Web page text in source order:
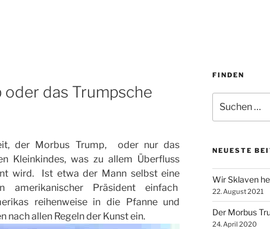
das Trumpsche
der Morbus Trump, oder nur das
Kleinkindes, was zu allem Überfluss
wird. Ist etwa der Mann selbst eine
Präsident einfach
reihenweise in die Pfanne und
allen Regeln der Kunst ein.
FINDEN
nach:
NEUESTE
Wir Sklaven
22. August 2021
Der Morbus
24. April 2020